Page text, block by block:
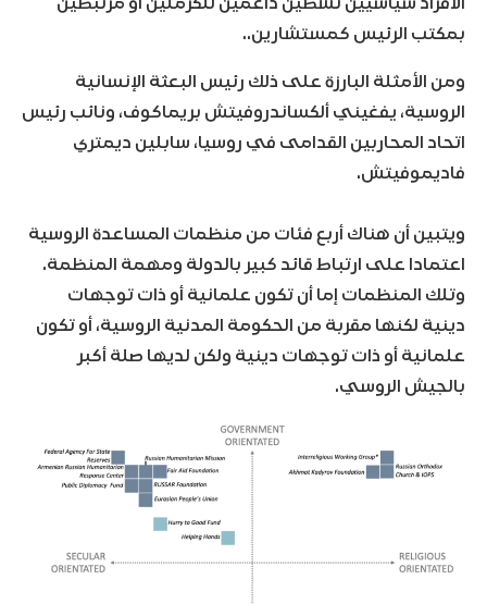
بمكتب الرئيس كمستشارين..
ومن الأمثلة البارزة على ذلك رئيس البعثة الإنسانية
الروسية، يفغيني ألكساندروفيتش بريماكوف، ونائب رئيس
اتحاد المحاربين القدامى في روسيا، سابلين ديمتري
فاديموفيتش.
ويتبين أن هناك أربع فئات من منظمات المساعدة الروسية
اعتمادا على ارتباط قائد كبير بالدولة ومهمة المنظمة.
وتلك المنظمات إما أن تكون علمانية أو ذات توجهات
دينية لكنها مقربة من الحكومة المدنية الروسية، أو تكون
علمانية أو ذات توجهات دينية ولكن لديها صلة أكبر
بالجيش الروسي.